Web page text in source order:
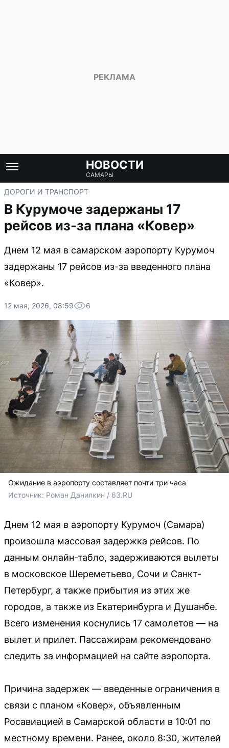
НОВОСТИ
САМАРЫ
ДОРОГИ И ТРАНСПОРТ
В Курумоче задержаны 17
рейсов из-за плана «Ковер»
Днем 12 мая в самарском аэропорту Курумоч
задержаны 17 рейсов из-за введенного плана
«Ковер».
12 мая, 2026, 08:59 6
Ожидание в аэропорту составляет почти три часа
Источник: Роман Данилкин / 63.RU
Днем 12 мая в аэропорту Курумоч (Самара)
произошла массовая задержка рейсов. По
данным онлайн-табло, задерживаются вылеты
в московское Шереметьево, Сочи и Санкт-
Петербург, а также прибытия из этих же
городов, а также из Екатеринбурга и Душанбе.
Всего изменения коснулись 17 самолетов — на
вылет и прилет. Пассажирам рекомендовано
следить за информацией на сайте аэропорта.
Причина задержек — введенные ограничения в
связи с планом «Ковер», объявленным
Росавиацией в Самарской области в 10:01 по
местному времени. Ранее, около 8:30, жителей